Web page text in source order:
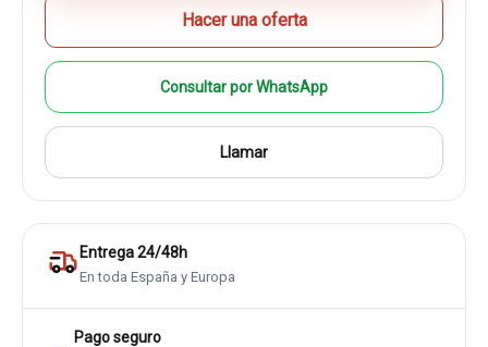
Hacer una oferta
Consultar por WhatsApp
Llamar
Entrega 24/48h
En toda España y Europa
Pago seguro